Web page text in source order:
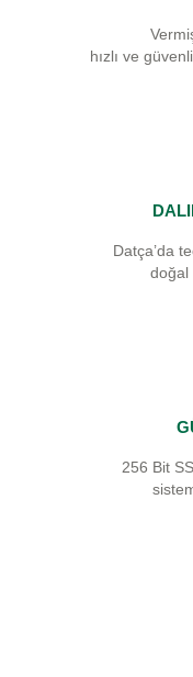
hızlı ve
Datça’da
doğal
256 Bit